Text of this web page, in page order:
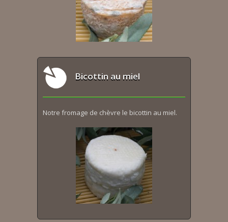
Bicottin au miel
Notre fromage de chèvre le bicottin au miel.